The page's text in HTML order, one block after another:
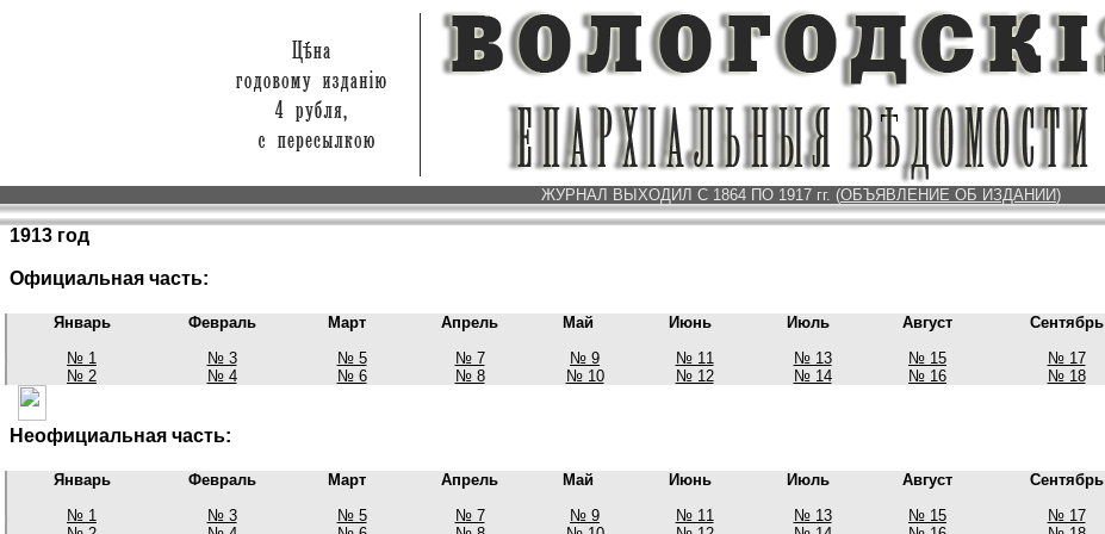
ЖУРНАЛ ВЫХОДИЛ С 1864 ПО 1917 гг. (ОБЪЯВЛЕНИЕ ОБ ИЗДАНИИ)
1913 год
Официальная часть:
Январь Февраль Март Апрель Май Июнь Июль Август Сентябрь
№ 1
№ 3 № 5 № 7 № 9 № 11 № 13 № 15 № 17
№ 2
№ 4 № 6 № 8 № 10 № 12 № 14 № 16 № 18
Неофициальная часть:
Январь Февраль Март Апрель Май Июнь Июль Август Сентябрь
№ 1
№ 3 № 5 № 7 № 9 № 11 № 13 № 15 № 17